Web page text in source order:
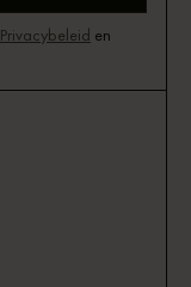
Privacybeleid en